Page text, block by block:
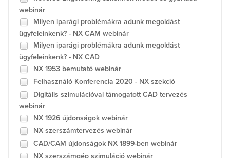
webinár
Milyen iparági problémákra adunk megoldást
ügyfeleinkenk? - NX CAM webinár
Milyen iparági problémákra adunk megoldást
ügyfeleinkenk? - NX CAD
NX 1953 bemutató webinár
Felhasználó Konferencia 2020 - NX szekció
Digitális szimulációval támogatott CAD tervezés
webinár
NX 1926 újdonságok webinár
NX szerszámtervezés webinár
CAD/CAM újdonságok NX 1899-ben webinár
NX szerszámgép szimuláció webinár